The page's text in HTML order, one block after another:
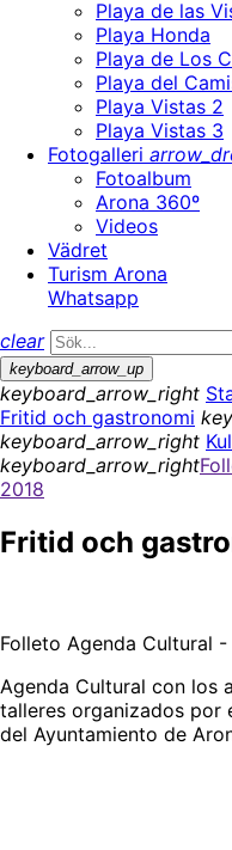
Playa de las
Playa Honda
Playa de Los
Playa del
Playa Vistas 2
Playa Vistas 3
Fotogalleri
Fotoalbum
Arona 360º
Videos
Vädret
Turism Arona
Whatsapp
clear
keyboard_arrow_up
keyboard_arrow_right
Fritid och gastronomi
keyboard_arrow_right
keyboard_arrow_right
2018
Fritid och
Folleto Agenda Cultural -
Agenda Cultural con los
talleres organizados por
del Ayuntamiento de